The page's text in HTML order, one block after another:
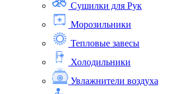
Сушилки для Рук
Морозильники
Тепловые завесы
Холодильники
Увлажнители воздуха